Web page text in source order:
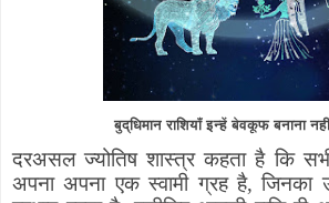
बुद्धिमान राशियाँ इन्हें बेवकूफ बनाना
दरअसल ज्योतिष शास्त्र कहता है कि
अपना अपना एक स्वामी ग्रह है,जिनका